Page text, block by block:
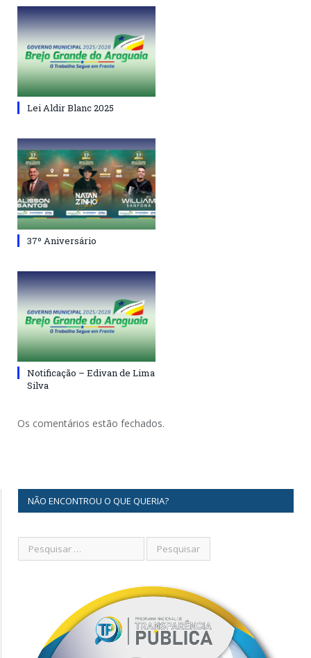
Lei Aldir Blanc 2025
37º Aniversário
Notificação – Edivan de Lima
Silva
Os comentários estão fechados.
NÃO ENCONTROU O QUE QUERIA?